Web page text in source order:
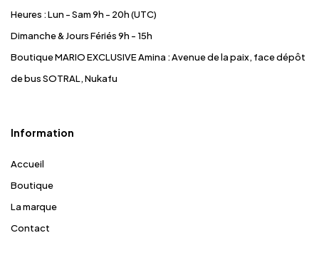
Heures : Lun - Sam 9h - 20h (UTC)
Dimanche & Jours Fériés 9h - 15h
Boutique MARIO EXCLUSIVE Amina : Avenue de la paix, face dépôt
de bus SOTRAL, Nukafu
Information
Accueil
Boutique
La marque
Contact